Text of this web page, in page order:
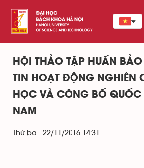
HỘI THẢO TẬP HUẤN
TIN HOẠT ĐỘNG NGHIÊN
HỌC VÀ CÔNG BỐ QUỐC
NAM
Thứ ba - 22/11/2016 14:31